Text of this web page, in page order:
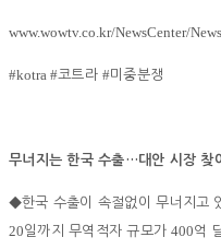
www.wowtv.co.kr/NewsCenter/
#kotra #코트라#미중분쟁
무너지는 한국 수출…대안 시장 찾
◆한국 수출이 속절없이 무너지고
20일까지 무역적자 규모가400억